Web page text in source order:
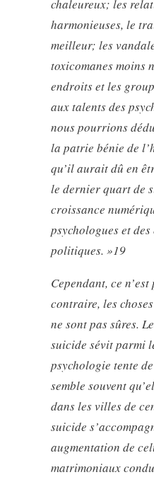
chaleureux; les
harmonieuses, le
meilleur; les
toxicomanes moins
endroits et les
aux talents des
nous pourrions
la patrie bénie de
qu’il aurait dû en
le dernier quart de
croissance
psychologues et
politiques. »19
Cependant, ce
contraire, les
ne sont pas sûres.
suicide sévit parmi
psychologie tente
semble souvent
dans les villes de
suicide
augmentation de
matrimoniaux